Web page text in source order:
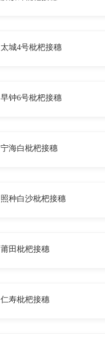
太城4号枇杷接穗
早钟6号枇杷接穗
宁海白枇杷接穗
照种白沙枇杷接穗
莆田枇杷接穗
仁寿枇杷接穗